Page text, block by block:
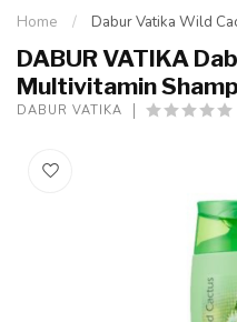
Home / Dabur Vatika Wild
DABUR VATIKA
Multivitamin
DABUR VATIKA